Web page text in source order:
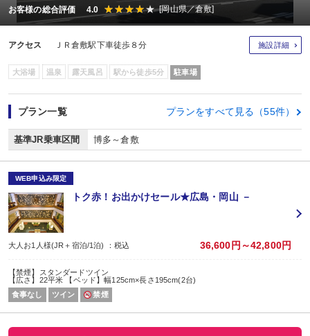
お客様の総合評価 4.0 [岡山県／倉敷]
アクセス ＪＲ倉敷駅下車徒歩８分 施設詳細
大浴場 温泉 露天風呂 駅から徒歩5分 駐車場
プラン一覧 プランをすべて見る（55件）
基準JR乗車区間 博多～倉敷
WEB申込み限定
トク赤！お出かけセール★広島・岡山 －
大人お1人様(JR＋宿泊/1泊) ：税込 36,600円～42,800円
【禁煙】スタンダードツイン
【広さ】22平米 【ベッド】幅125cm×長さ195cm(2台)
食事なし
ツイン 禁煙